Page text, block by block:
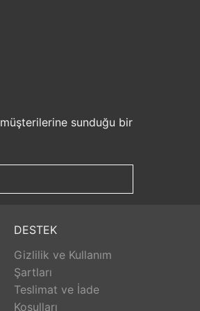
sunduğu bir
hale getirebilirsiniz.
veya istediğiniz gibi
ürünü seçebilirsiniz.
herhangi bir sorun
destek alabilirsiniz.
yapabilirsiniz.
DESTEK
Gizlilik ve Kullanım
Şartları
Teslimat ve İade
Koşulları